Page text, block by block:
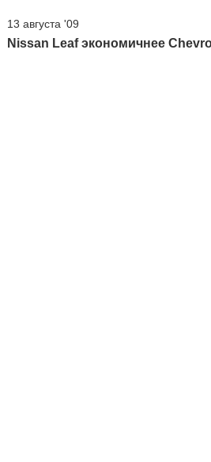
13 августа '09
Nissan Leaf экономичнее